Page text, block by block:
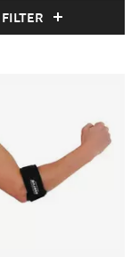
FILTER